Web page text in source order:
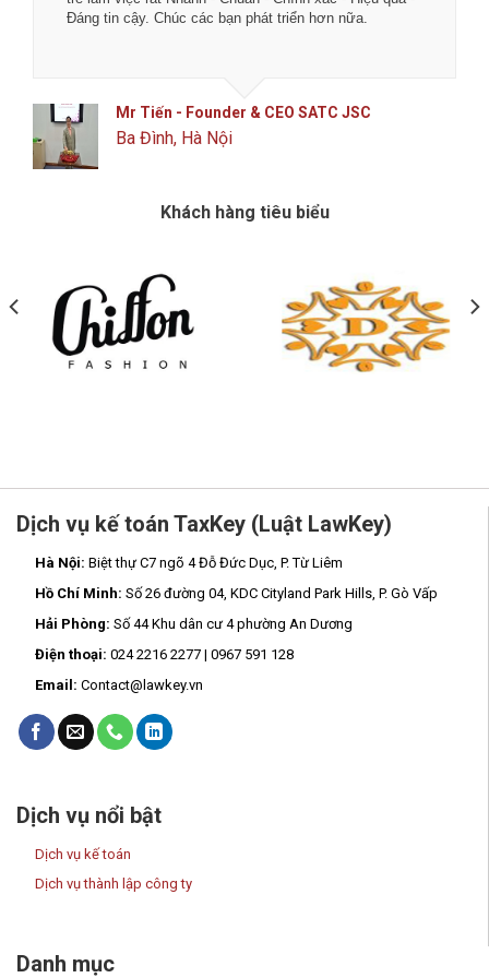
Đáng tin cậy. Chúc các bạn phát triển hơn nữa.
Mr Tiến - Founder & CEO SATC JSC
Ba Đình, Hà Nội
Khách hàng tiêu biểu
Dịch vụ kế toán TaxKey (Luật LawKey)
Hà Nội: Biệt thự C7 ngõ 4 Đỗ Đức Dục, P. Từ Liêm
Hồ Chí Minh: Số 26 đường 04, KDC Cityland Park Hills, P. Gò Vấp
Hải Phòng: Số 44 Khu dân cư 4 phường An Dương
Điện thoại: 024 2216 2277 | 0967 591 128
Email: Contact@lawkey.vn
Dịch vụ nổi bật
Dịch vụ kế toán
Dịch vụ thành lập công ty
Danh mục